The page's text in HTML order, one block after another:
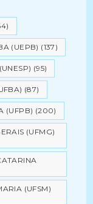
(UEPB) (137)
(95)
(87)
(UFPB) (200)
(UFMG)
(UFSM)